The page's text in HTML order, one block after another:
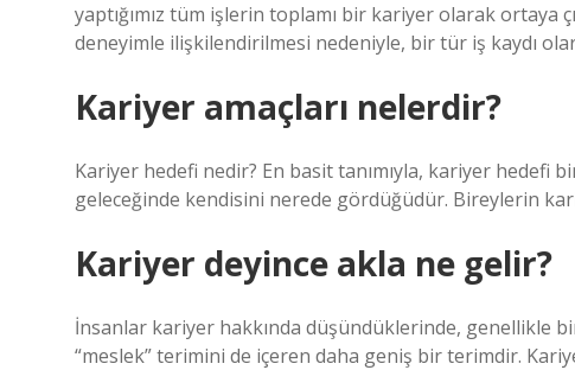
yaptığımız tüm işlerin toplamı bir kariyer olarak
deneyimle ilişkilendirilmesi nedeniyle, bir tür iş kaydı
Kariyer amaçları nelerdir?
Kariyer hedefi nedir? En basit tanımıyla, kariyer hedefi
geleceğinde kendisini nerede gördüğüdür. Bireylerin
Kariyer deyince akla ne gelir?
İnsanlar kariyer hakkında düşündüklerinde, genellikle
“meslek” terimini de içeren daha geniş bir terimdir.